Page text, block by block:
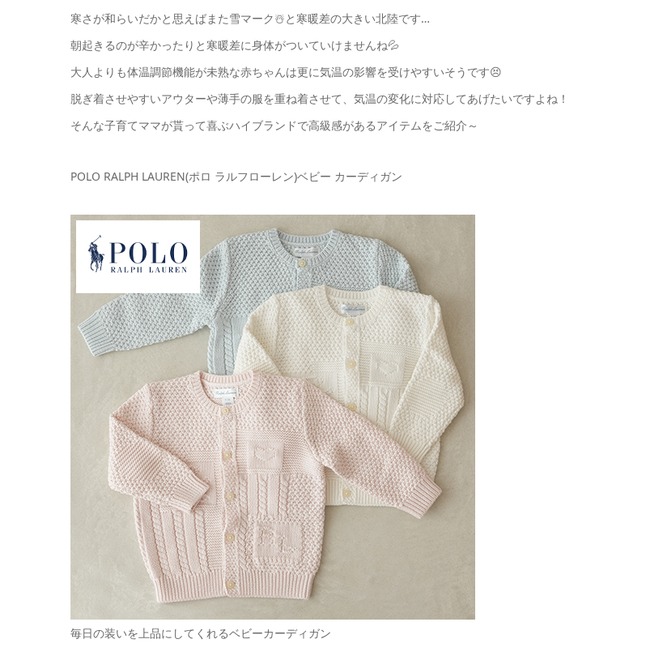
寒さが和らいだかと思えばまた雪マーク☃️と寒暖差の大きい北陸です…
朝起きるのが辛かったりと寒暖差に身体がついていけませんね💦
大人よりも体温調節機能が未熟な赤ちゃんは更に気温の影響を受けやすいそうです😣
脱ぎ着させやすいアウターや薄手の服を重ね着させて、気温の変化に対応してあげたいですよね！
そんな子育てママが貰って喜ぶハイブランドで高級感があるアイテムをご紹介～
POLO RALPH LAUREN(ポロ ラルフローレン)ベビー カーディガン
毎日の装いを上品にしてくれるベビーカーディガン